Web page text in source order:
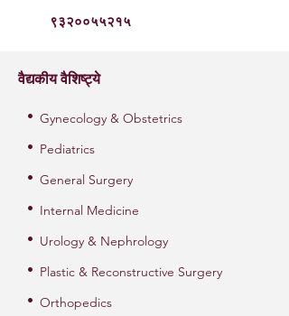
९३२००५५२१५
वैद्यकीय वैशिष्ट्ये
• Gynecology & Obstetrics
• Pediatrics
• General Surgery
• Internal Medicine
• Urology & Nephrology
• Plastic & Reconstructive Surgery
• Orthopedics